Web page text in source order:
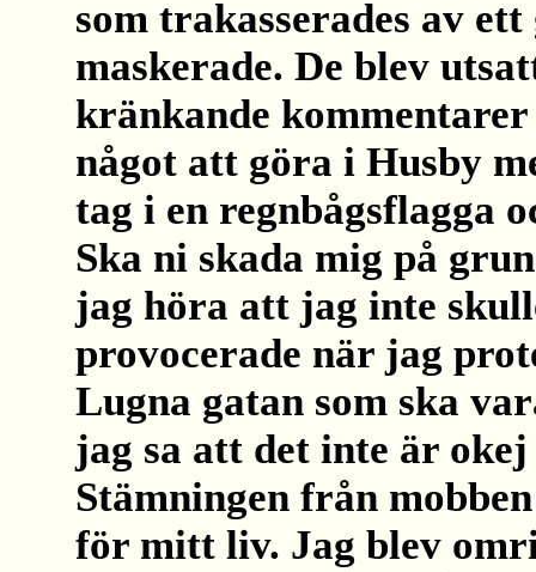
som trakasserades av
maskerade. De blev
kränkande
något att göra i Husby
tag i en regnbågsflagga
Ska ni skada mig på
jag höra att jag inte
provocerade när jag
Lugna gatan som ska
jag sa att det inte är
Stämningen från
för mitt liv. Jag blev